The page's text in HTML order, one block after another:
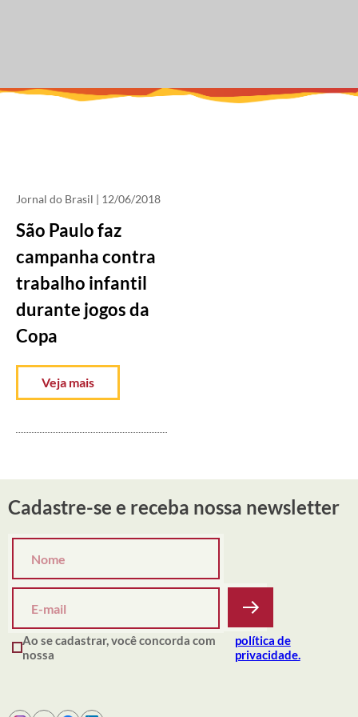
Jornal do Brasil | 12/06/2018
São Paulo faz
campanha contra
trabalho infantil
durante jogos da
Copa
Veja mais
Cadastre-se e receba nossa newsletter
Ao se cadastrar, você concorda com
nossa
política de
privacidade.